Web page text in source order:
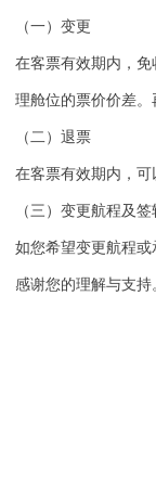
（一）变更
在客票有效期内，
理舱位的票价价差。
（二）退票
在客票有效期内，可
（三）变更航程及
如您希望变更航程或
感谢您的理解与支持。